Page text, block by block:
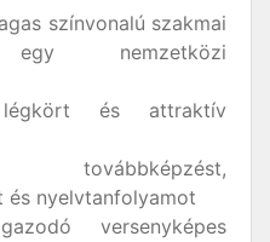
színvonalú szakmai
egy nemzetközi
és attraktív
és nyelvtanfolyamot
versenyképes